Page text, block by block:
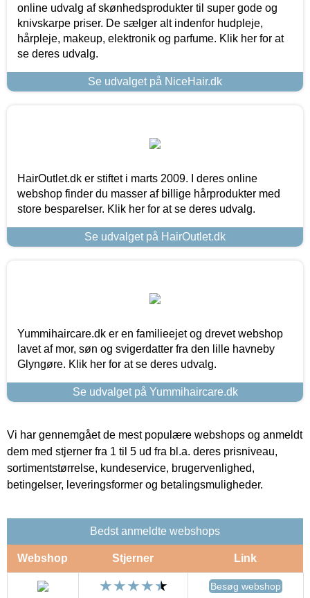
online udvalg af skønhedsprodukter til super gode og
knivskarpe priser. De sælger alt indenfor hudpleje,
hårpleje, makeup, elektronik og parfume. Klik her for at
se deres udvalg.
Se udvalget på NiceHair.dk
HairOutlet.dk er stiftet i marts 2009. I deres online
webshop finder du masser af billige hårprodukter med
store besparelser. Klik her for at se deres udvalg.
Se udvalget på HairOutlet.dk
Yummihaircare.dk er en familieejet og drevet webshop
lavet af mor, søn og svigerdatter fra den lille havneby
Glyngøre. Klik her for at se deres udvalg.
Se udvalget på Yummihaircare.dk
Vi har gennemgået de mest populære webshops og anmeldt
dem med stjerner fra 1 til 5 ud fra bl.a. deres prisniveau,
sortimentstørrelse, kundeservice, brugervenlighed,
betingelser, leveringsformer og betalingsmuligheder.
Bedst anmeldte webshops
Webshop Stjerner Link
Besøg webshop